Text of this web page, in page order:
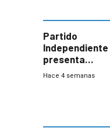
Partido
Independiente
presenta
demanda civil
Hace 4 semanas